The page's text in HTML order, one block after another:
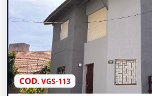
COD.VGS-113